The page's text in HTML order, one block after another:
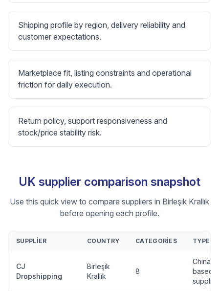
Shipping profile by region, delivery reliability and
customer expectations.
Marketplace fit, listing constraints and operational
friction for daily execution.
Return policy, support responsiveness and
stock/price stability risk.
UK supplier comparison snapshot
Use this quick view to compare suppliers in Birleşik Krallık
before opening each profile.
SUPPLIER COUNTRY CATEGORIES TYPE
CJ
Dropshipping
Birleşik
Krallık
8
China-
based
supplier